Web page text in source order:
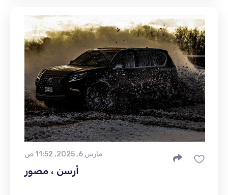
مارس 6, 2025, 11:52 ص
أرسن ، مصور